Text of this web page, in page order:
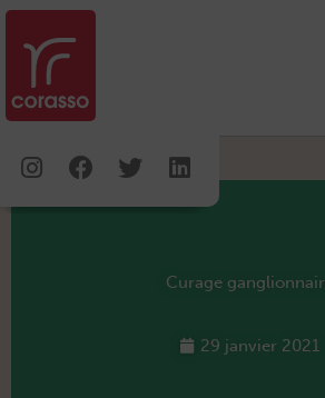
Aller
contenu
InstagramFacebook
TwitterLinkedin
Curage
29 janvier 2021